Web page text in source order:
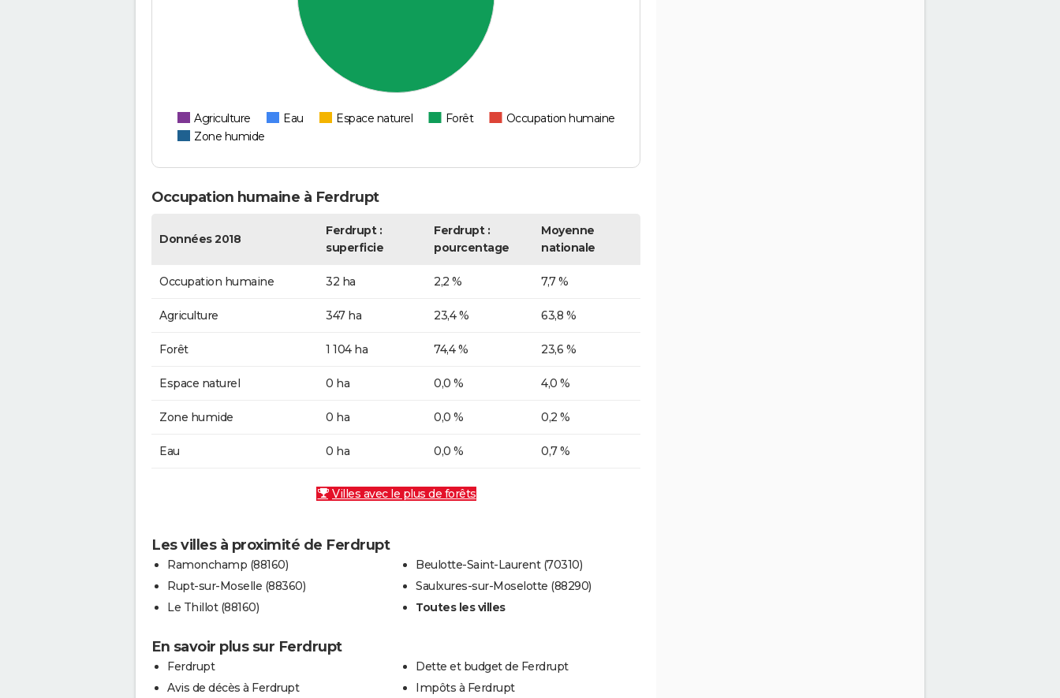
Agriculture Eau Espace naturel Forêt
Occupation humaine
Zone humide
Occupation humaine à Ferdrupt
Données 2018
Ferdrupt :
superficie
Ferdrupt :
pourcentage
Moyenne
nationale
Occupation humaine 32 ha 2,2 % 7,7 %
Agriculture 347 ha 23,4 % 63,8 %
Forêt 1 104 ha 74,4 % 23,6 %
Espace naturel 0 ha 0,0 % 4,0 %
Zone humide 0 ha 0,0 % 0,2 %
Eau 0 ha 0,0 % 0,7 %
Villes avec le plus de forêts
Les villes à proximité de Ferdrupt
Ramonchamp (88160)
Rupt-sur-Moselle (88360)
Le Thillot (88160)
Beulotte-Saint-Laurent (70310)
Saulxures-sur-Moselotte (88290)
Toutes les villes
En savoir plus sur Ferdrupt
Ferdrupt
Avis de décès à Ferdrupt
Dette et budget de Ferdrupt
Impôts à Ferdrupt